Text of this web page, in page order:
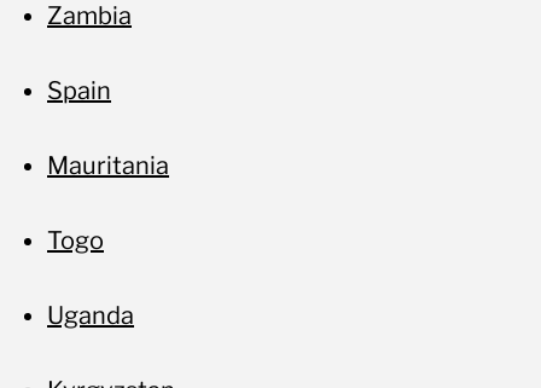
Zambia
Spain
Mauritania
Togo
Uganda